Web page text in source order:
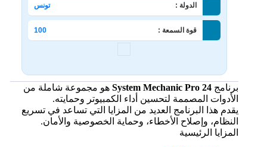
الدولة : تونس
قوة السمعة : 100
برنامج System Mechanic Pro 24 هو مجموعة شاملة من
الأدوات المصممة لتحسين أداء الكمبيوتر وحمايته.
يقدم هذا البرنامج العديد من المزايا التي تساعد في تسريع
النظام، وإصلاح الأخطاء، وحماية الخصوصية والأمان.
المزايا الرئيسية